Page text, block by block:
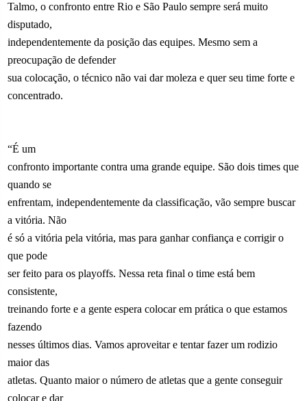
Talmo, o confronto entre Rio e São Paulo sempre será muito
disputado,
independentemente da posição das equipes. Mesmo sem a
preocupação de defender
sua colocação, o técnico não vai dar moleza e quer seu time forte e
concentrado.
“É um
confronto importante contra uma grande equipe. São dois times que
quando se
enfrentam, independentemente da classificação, vão sempre buscar
a vitória. Não
é só a vitória pela vitória, mas para ganhar confiança e corrigir o
que pode
ser feito para os playoffs. Nessa reta final o time está bem
consistente,
treinando forte e a gente espera colocar em prática o que estamos
fazendo
nesses últimos dias. Vamos aproveitar e tentar fazer um rodizio
maior das
atletas. Quanto maior o número de atletas que a gente conseguir
colocar e dar